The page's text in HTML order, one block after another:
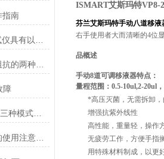
指南
障
对PRS812表面电阻测试仪三种模式的详细介绍
TOM610表面电阻测试仪的使用注意事项解读
ISMART艾斯玛特VP8-
芬兰艾斯玛特手动八道移液
右手使用者大而清晰的4位
品概述
手动8道可调移液器特点 ：
量程范围：0.5-10ul,2-20ul
*高压灭菌，无需拆卸
增强抗紫外线性
高性能，重量轻，操作
无疲劳工作，方便手指
用特殊材料制成，以更